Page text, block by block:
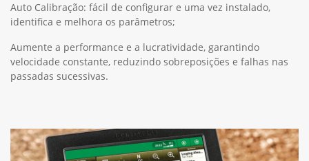
Auto Calibração: fácil de configurar e uma vez instalado,
identifica e melhora os parâmetros;
Aumente a performance e a lucratividade, garantindo
velocidade constante, reduzindo sobreposições e falhas nas
passadas sucessivas.